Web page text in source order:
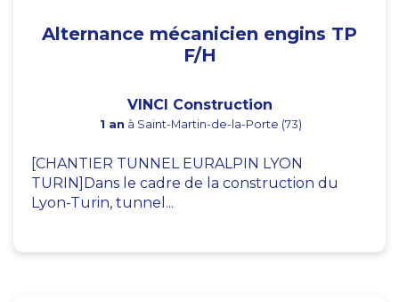
Alternance mécanicien engins TP
F/H
VINCI Construction
1 an à Saint-Martin-de-la-Porte (73)
[CHANTIER TUNNEL EURALPIN LYON
TURIN]Dans le cadre de la construction du
Lyon-Turin, tunnel...